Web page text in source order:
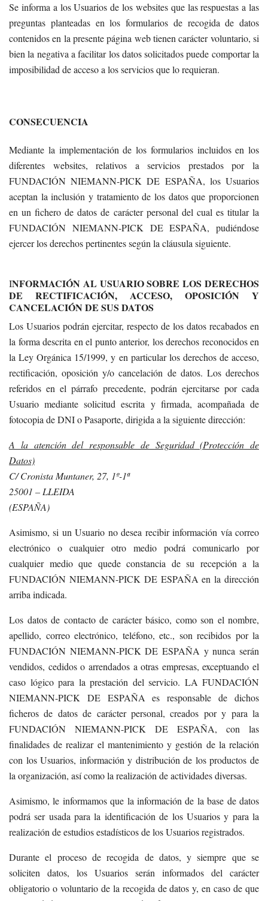
Se informa a los Usuarios de los websites que las respuestas a las
preguntas planteadas en los formularios de recogida de datos
contenidos en la presente página web tienen carácter voluntario, si
bien la negativa a facilitar los datos solicitados puede comportar la
imposibilidad de acceso a los servicios que lo requieran.
CONSECUENCIA
Mediante la implementación de los formularios incluidos en los
diferentes websites, relativos a servicios prestados por la
FUNDACIÓN NIEMANN-PICK DE ESPAÑA, los Usuarios
aceptan la inclusión y tratamiento de los datos que proporcionen
en un fichero de datos de carácter personal del cual es titular la
FUNDACIÓN NIEMANN-PICK DE ESPAÑA, pudiéndose
ejercer los derechos pertinentes según la cláusula siguiente.
INFORMACIÓN AL USUARIO SOBRE LOS DERECHOS
DE RECTIFICACIÓN, ACCESO, OPOSICIÓN Y
CANCELACIÓN DE SUS DATOS
Los Usuarios podrán ejercitar, respecto de los datos recabados en
la forma descrita en el punto anterior, los derechos reconocidos en
la Ley Orgánica 15/1999, y en particular los derechos de acceso,
rectificación, oposición y/o cancelación de datos. Los derechos
referidos en el párrafo precedente, podrán ejercitarse por cada
Usuario mediante solicitud escrita y firmada, acompañada de
fotocopia de DNI o Pasaporte, dirigida a la siguiente dirección:
A la atención del responsable de Seguridad (Protección de
Datos)
C/ Cronista Muntaner, 27, 1º-1ª
25001 – LLEIDA
(ESPAÑA)
Asimismo, si un Usuario no desea recibir información vía correo
electrónico o cualquier otro medio podrá comunicarlo por
cualquier medio que quede constancia de su recepción a la
FUNDACIÓN NIEMANN-PICK DE ESPAÑA en la dirección
arriba indicada.
Los datos de contacto de carácter básico, como son el nombre,
apellido, correo electrónico, teléfono, etc., son recibidos por la
FUNDACIÓN NIEMANN-PICK DE ESPAÑA y nunca serán
vendidos, cedidos o arrendados a otras empresas, exceptuando el
caso lógico para la prestación del servicio. LA FUNDACIÓN
NIEMANN-PICK DE ESPAÑA es responsable de dichos
ficheros de datos de carácter personal, creados por y para la
FUNDACIÓN NIEMANN-PICK DE ESPAÑA, con las
finalidades de realizar el mantenimiento y gestión de la relación
con los Usuarios, información y distribución de los productos de
la organización, así como la realización de actividades diversas.
Asimismo, le informamos que la información de la base de datos
podrá ser usada para la identificación de los Usuarios y para la
realización de estudios estadísticos de los Usuarios registrados.
Durante el proceso de recogida de datos, y siempre que se
soliciten datos, los Usuarios serán informados del carácter
obligatorio o voluntario de la recogida de datos y, en caso de que